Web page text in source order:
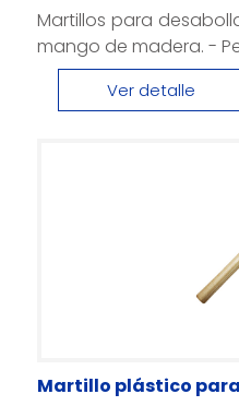
Martillos para
mango de madera. -
Ver detalle
Martillo plástico